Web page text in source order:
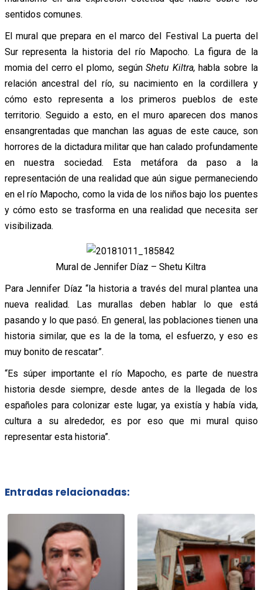
sentidos comunes.
El mural que prepara en el marco del Festival La puerta del
Sur representa la historia del río Mapocho. La figura de la
momia del cerro el plomo, segúnShetu Kiltra,habla sobre la
relación ancestral del río, su nacimiento en la cordillera y
cómo esto representa a los primeros pueblos de este
territorio. Seguido a esto, en el muro aparecen dos manos
ensangrentadas que manchan las aguas de este cauce, son
horrores de la dictadura militar que han calado profundamente
en nuestra sociedad. Esta metáfora da paso a la
representación de una realidad que aún sigue permaneciendo
en el río Mapocho, como la vida de los niños bajo los puentes
y cómo esto se trasforma en una realidad que necesita ser
visibilizada.
Mural de Jennifer Díaz – Shetu Kiltra
Para Jennifer Díaz “la historia a través del mural plantea una
nueva realidad. Las murallas deben hablar lo que está
pasando y lo que pasó. En general, las poblaciones tienen una
historia similar, que es la de la toma, el esfuerzo, y eso es
muy bonito de rescatar”.
“Es súper importante el río Mapocho, es parte de nuestra
historia desde siempre, desde antes de la llegada de los
españoles para colonizar este lugar, ya existía y había vida,
cultura a su alrededor, es por eso que mi mural quiso
representar esta historia”.
Entradas relacionadas: